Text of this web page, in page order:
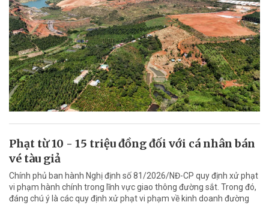
Phạt từ 10 - 15 triệu đồng đối với cá nhân bán
vé tàu giả
Chính phủ ban hành Nghị định số 81/2026/NĐ-CP quy định xử phạt
vi phạm hành chính trong lĩnh vực giao thông đường sắt. Trong đó,
đáng chú ý là các quy định xử phạt vi phạm về kinh doanh đường